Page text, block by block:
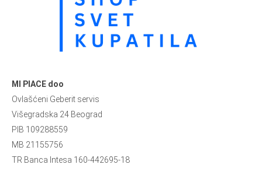
MI PIACE doo
Ovlašćeni Geberit servis
Višegradska 24 Beograd
PIB 109288559
MB 21155756
TR Banca Intesa 160-442695-18